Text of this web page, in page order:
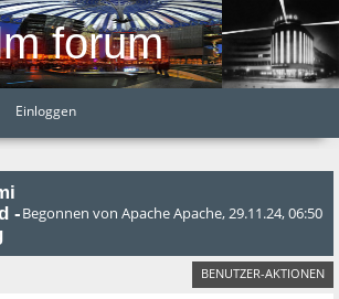
forum
Einloggen
-Begonnen von Apache Apache, 29.11.24, 06:50
BENUTZER-AKTIONEN